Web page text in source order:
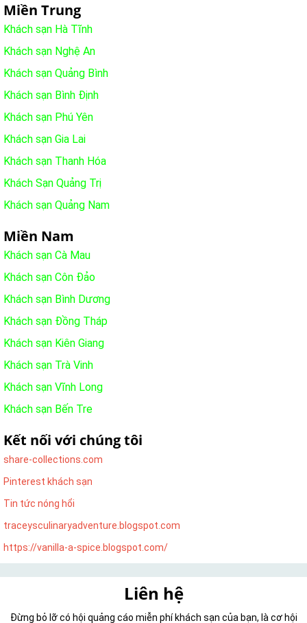
Miền Trung
Khách sạn Hà Tĩnh
Khách sạn Nghệ An
Khách sạn Quảng Bình
Khách sạn Bình Định
Khách sạn Phú Yên
Khách sạn Gia Lai
Khách sạn Thanh Hóa
Khách Sạn Quảng Trị
Khách sạn Quảng Nam
Miền Nam
Khách sạn Cà Mau
Khách sạn Côn Đảo
Khách sạn Bình Dương
Khách sạn Đồng Tháp
Khách sạn Kiên Giang
Khách sạn Trà Vinh
Khách sạn Vĩnh Long
Khách sạn Bến Tre
Kết nối với chúng tôi
share-collections.com
Pinterest khách sạn
Tin tức nóng hổi
traceysculinaryadventure.blogspot.com
https://vanilla-a-spice.blogspot.com/
Liên hệ
Đừng bỏ lỡ có hội quảng cáo miễn phí khách sạn của bạn, là cơ hội